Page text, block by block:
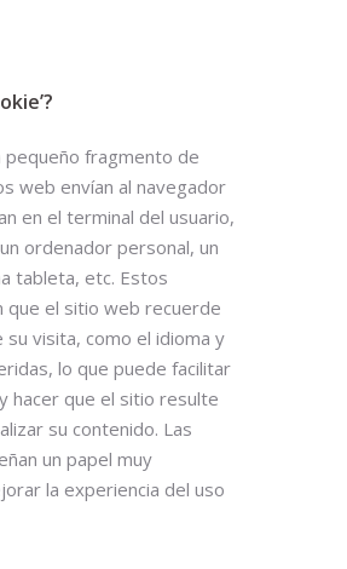
pequeño fragmento de
web envían al navegador
en el terminal del usuario,
ordenador personal, un
tableta, etc. Estos
que el sitio web recuerde
visita, como el idioma y
lo que puede facilitar
hacer que el sitio resulte
su contenido. Las
un papel muy
la experiencia del uso